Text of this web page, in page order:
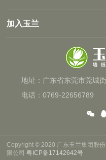
加入玉兰
地址：广东省东莞市莞城
电话：0769-22656789
Copyright © 2020 广东玉兰集团股份
限公司粤ICP备17142642号